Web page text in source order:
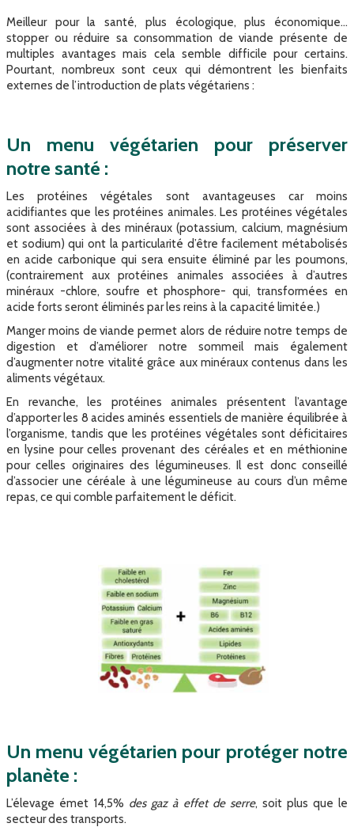
Meilleur pour la santé, plus écologique, plus économique…
stopper ou réduire sa consommation de viande présente de
multiples avantages mais cela semble difficile pour certains.
Pourtant, nombreux sont ceux qui démontrent les bienfaits
externes de l’introduction de plats végétariens :
Un menu végétarien pour préserver
notre santé :
Les protéines végétales sont avantageuses car moins
acidifiantes que les protéines animales. Les protéines végétales
sont associées à des minéraux (potassium, calcium, magnésium
et sodium) qui ont la particularité d’être facilement métabolisés
en acide carbonique qui sera ensuite éliminé par les poumons,
(contrairement aux protéines animales associées à d’autres
minéraux -chlore, soufre et phosphore- qui, transformées en
acide forts seront éliminés par les reins à la capacité limitée.)
Manger moins de viande permet alors de réduire notre temps de
digestion et d’améliorer notre sommeil mais également
d’augmenter notre vitalité grâce aux minéraux contenus dans les
aliments végétaux.
En revanche, les protéines animales présentent l’avantage
d’apporter les 8 acides aminés essentiels de manière équilibrée à
l’organisme, tandis que les protéines végétales sont déficitaires
en lysine pour celles provenant des céréales et en méthionine
pour celles originaires des légumineuses. Il est donc conseillé
d’associer une céréale à une légumineuse au cours d’un même
repas, ce qui comble parfaitement le déficit.
Un menu végétarien pour protéger notre
planète :
L’élevage émet 14,5% des gaz à effet de serre, soit plus que le
secteur des transports.